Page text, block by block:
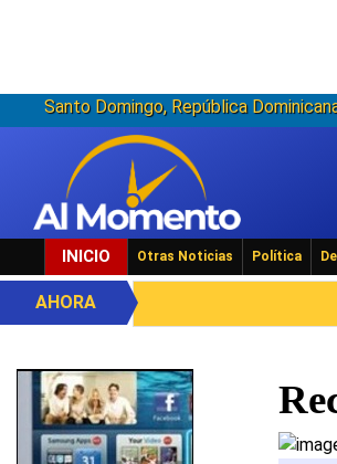
Santo Domingo, República
INICIO Otras Noticias Política
AHORA